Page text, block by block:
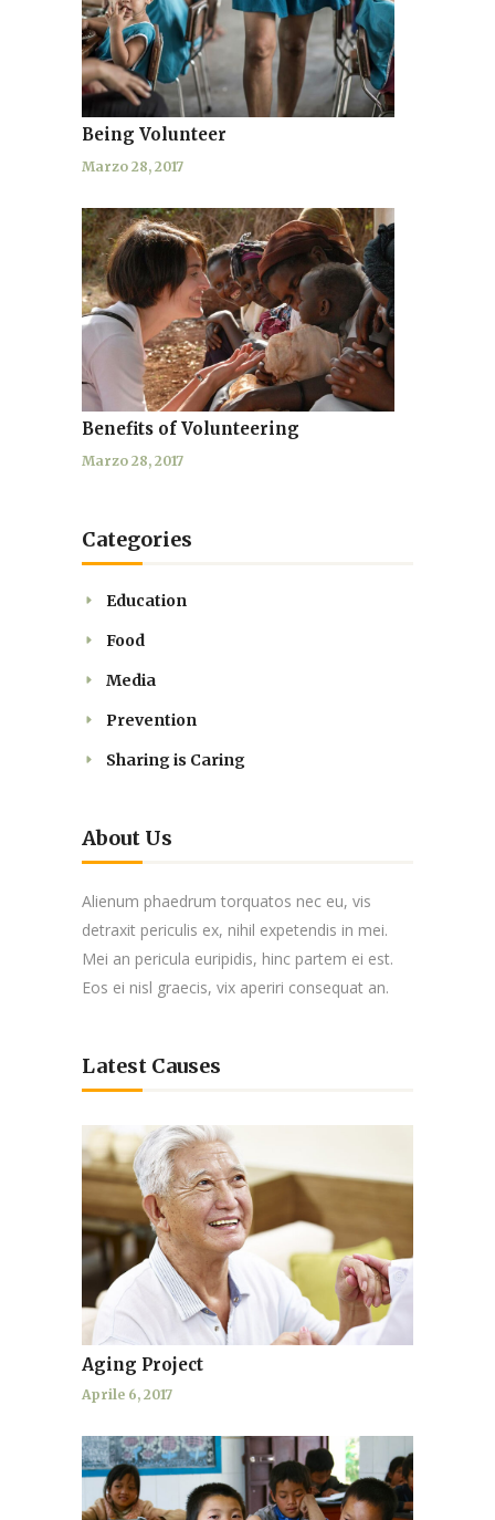
Being Volunteer
Marzo 28, 2017
Benefits of Volunteering
Marzo 28, 2017
Categories
Education
Food
Media
Prevention
Sharing is Caring
About Us
Alienum phaedrum torquatos nec eu, vis
detraxit periculis ex, nihil expetendis in mei.
Mei an pericula euripidis, hinc partem ei est.
Eos ei nisl graecis, vix aperiri consequat an.
Latest Causes
Aging Project
Aprile 6, 2017